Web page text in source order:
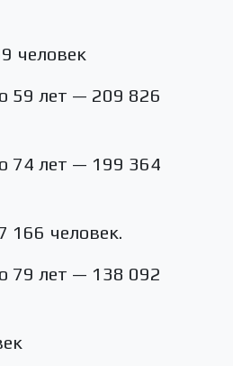
человек
59 лет — 209 826
74 лет — 199 364
166 человек.
79 лет — 138 092